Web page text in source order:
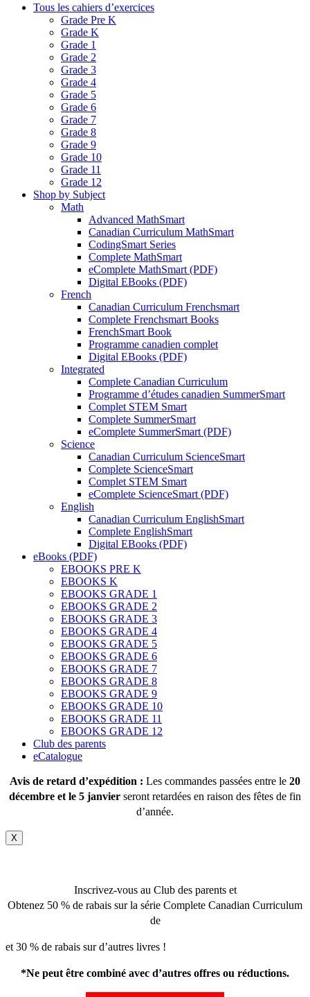
Tous les cahiers d’exercices
Grade Pre K
Grade K
Grade 1
Grade 2
Grade 3
Grade 4
Grade 5
Grade 6
Grade 7
Grade 8
Grade 9
Grade 10
Grade 11
Grade 12
Shop by Subject
Math
Advanced MathSmart
Canadian Curriculum MathSmart
CodingSmart Series
Complete MathSmart
eComplete MathSmart (PDF)
Digital EBooks (PDF)
French
Canadian Curriculum Frenchsmart
Complete Frenchsmart Books
FrenchSmart Book
Programme canadien complet
Digital EBooks (PDF)
Integrated
Complete Canadian Curriculum
Programme d’études canadien SummerSmart
Complet STEM Smart
Complete SummerSmart
eComplete SummerSmart (PDF)
Science
Canadian Curriculum ScienceSmart
Complete ScienceSmart
Complet STEM Smart
eComplete ScienceSmart (PDF)
English
Canadian Curriculum EnglishSmart
Complete EnglishSmart
Digital EBooks (PDF)
eBooks (PDF)
EBOOKS PRE K
EBOOKS K
EBOOKS GRADE 1
EBOOKS GRADE 2
EBOOKS GRADE 3
EBOOKS GRADE 4
EBOOKS GRADE 5
EBOOKS GRADE 6
EBOOKS GRADE 7
EBOOKS GRADE 8
EBOOKS GRADE 9
EBOOKS GRADE 10
EBOOKS GRADE 11
EBOOKS GRADE 12
Club des parents
eCatalogue
Avis de retard d’expédition : Les commandes passées entre le 20
décembre et le 5 janvier seront retardées en raison des fêtes de fin
d’année.
X
Inscrivez-vous au Club des parents et
Obtenez 50 % de rabais sur la série Complete Canadian Curriculum
de
et 30 % de rabais sur d’autres livres !
*Ne peut être combiné avec d’autres offres ou réductions.